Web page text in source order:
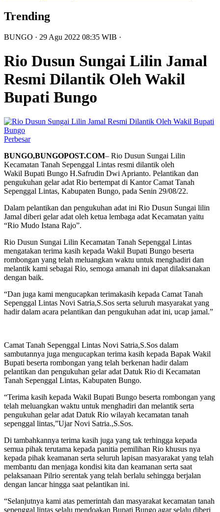
Trending
BUNGO · 29 Agu 2022 08:35 WIB ·
Rio Dusun Sungai Lilin Jamal
Resmi Dilantik Oleh Wakil
Bupati Bungo
Perbesar
BUNGO,BUNGOPOST.COM– Rio Dusun Sungai Lilin
Kecamatan Tanah Sepenggal Lintas resmi dilantik oleh
Wakil Bupati Bungo H.Safrudin Dwi Aprianto. Pelantikan dan
pengukuhan gelar adat Rio bertempat di Kantor Camat Tanah
Sepenggal Lintas, Kabupaten Bungo, pada Senin 29/08/22.
Dalam pelantikan dan pengukuhan adat ini Rio Dusun Sungai lilin
Jamal diberi gelar adat oleh ketua lembaga adat Kecamatan yaitu
“Rio Mudo Istana Rajo”.
Rio Dusun Sungai Lilin Kecamatan Tanah Sepenggal Lintas
mengatakan terima kasih kepada Wakil Bupati Bungo beserta
rombongan yang telah meluangkan waktu untuk menghadiri dan
melantik kami sebagai Rio, semoga amanah ini dapat dilaksanakan
dengan baik.
“Dan juga kami mengucapkan terimakasih kepada Camat Tanah
Sepenggal Lintas Novi Satria,S.Sos serta seluruh masyarakat yang
hadir dalam acara pelantikan dan pengukuhan adat ini, ucap jamal.”
Camat Tanah Sepenggal Lintas Novi Satria,S.Sos dalam
sambutannya juga mengucapkan terima kasih kepada Bapak Wakil
Bupati beserta rombongan yang telah berkenan hadir dalam
pelantikan dan pengukuhan gelar adat Datuk Rio di Kecamatan
Tanah Sepenggal Lintas, Kabupaten Bungo.
“Terima kasih kepada Wakil Bupati Bungo beserta rombongan yang
telah meluangkan waktu untuk menghadiri dan melantik serta
pengukuhan gelar adat Datuk Rio wilayah kecamatan tanah
sepenggal lintas,”Ujar Novi Satria.,S.Sos.
Di tambahkannya terima kasih juga yang tak terhingga kepada
semua pihak terutama kepada panitia pemilihan Rio khusus nya
kepada pihak keamanan serta seluruh lapisan masyarakat yang telah
membantu dan menjaga kondisi kita dan keamanan serta saat
pelaksanaan Pilrio serentak yang telah berlalu sehingga berjalan
dengan lancar hingga saat pelantikan ini.
“Selanjutnya kami atas pemerintah dan masyarakat kecamatan tanah
sepenggal lintas selalu mendoakan Bupati Bungo agar selalu diberi